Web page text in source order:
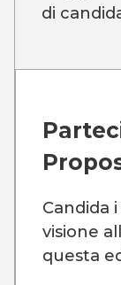
di
Candida
visione
questa